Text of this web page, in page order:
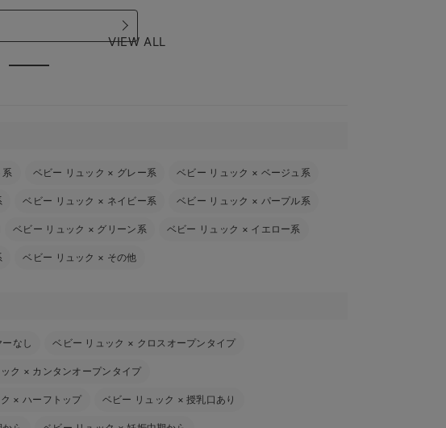
VIEW ALL
系 ベビー リュック × グレー系 ベビー リュック × ベージュ系
ベビー リュック × ネイビー系 ベビー リュック × パープル系
ベビー リュック × グリーン系 ベビー リュック × イエロー系
ベビー リュック × その他
なし ベビー リュック × クロスオープンタイプ
ク × カンタンオープンタイプ
× ハーフトップ ベビー リュック ×授乳口あり